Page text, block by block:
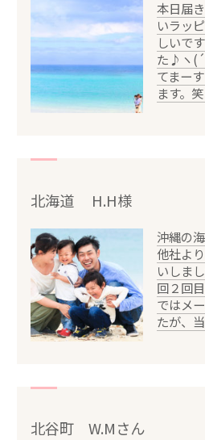
本日届
いラッ
しいで
た♪ヽ
てまー
ます。
北海道 H.H様
沖縄の
他社よ
いしま
回２回
ではメ
たが、
北谷町 W.Mさん